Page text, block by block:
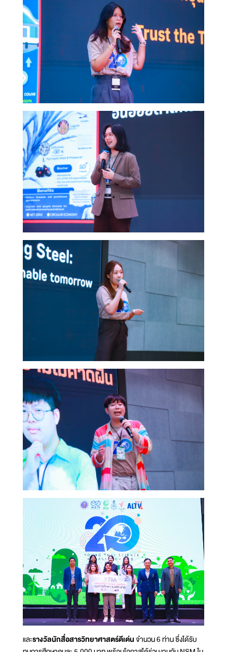
และรางวัลนักสื่อสารวิทยาศาสตร์ดีเด่นจำนวน 6 ท่าน ซึ่งได้รับ